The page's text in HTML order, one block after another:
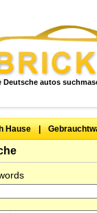
Deutsche autos
Hause |